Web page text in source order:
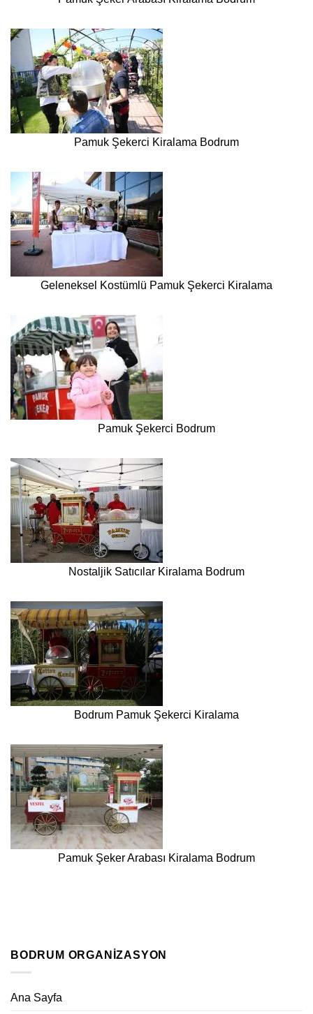
Pamuk Şekerci Kiralama Bodrum
Geleneksel Kostümlü Pamuk Şekerci Kiralama
Pamuk Şekerci Bodrum
Nostaljik Satıcılar Kiralama Bodrum
Bodrum Pamuk Şekerci Kiralama
Pamuk Şeker Arabası Kiralama Bodrum
BODRUM ORGANIZASYON
Ana Sayfa